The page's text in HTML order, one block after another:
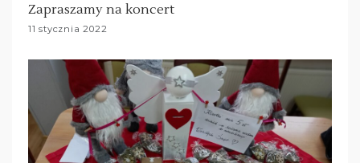
Zapraszamy na koncert
11 stycznia 2022